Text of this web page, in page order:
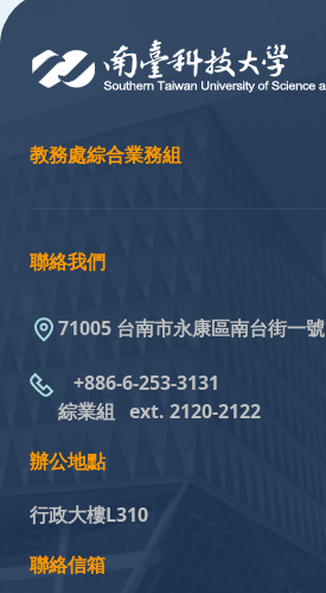
教務處綜合業務組
聯絡我們
71005 台南市永康區南台街一號
+886-6-253-3131
綜業組 ext. 2120-2122
辦公地點
行政大樓L310
聯絡信箱